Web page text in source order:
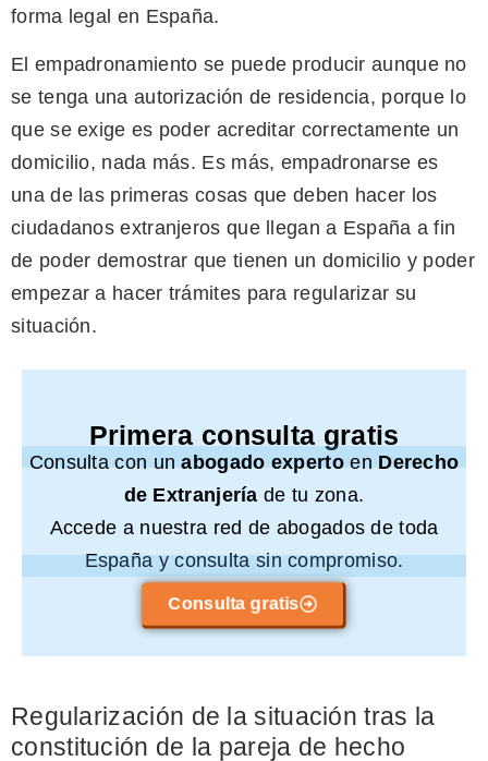
forma legal en España.
El empadronamiento se puede producir aunque no
se tenga una autorización de residencia, porque lo
que se exige es poder acreditar correctamente un
domicilio, nada más. Es más, empadronarse es
una de las primeras cosas que deben hacer los
ciudadanos extranjeros que llegan a España a fin
de poder demostrar que tienen un domicilio y poder
empezar a hacer trámites para regularizar su
situación.
Primera consulta gratis
Consulta con unabogado expertoen Derecho
de Extranjeríade tu zona.
Accede a nuestra red de abogados de toda
España y consulta sin compromiso.
Consulta gratis
Regularización de la situación tras la
constitución de la pareja de hecho